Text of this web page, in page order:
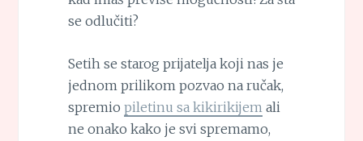
se odlučiti?
Setih se starog prijatelja koji nas je
jednom prilikom pozvao na ručak,
spremio piletinu sa kikirikijem ali
ne onako kako je svi spremamo,